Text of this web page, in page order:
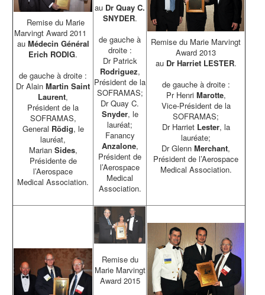
Remise du Marie
Marvingt Award 2011
au Médecin Général
Erich RODIG.
de gauche à droite :
Dr Alain Martin Saint
Laurent,
Président de la
SOFRAMAS,
General Rödig, le
lauréat,
Marian Sides,
Présidente de
l’Aerospace
Medical Association.
au Dr Quay C.
SNYDER.
de gauche à
droite :
Dr Patrick
Rodriguez,
Président de la
SOFRAMAS;
Dr Quay C.
Snyder, le
lauréat;
Fanancy
Anzalone,
Président de
l’Aerospace
Medical
Association.
Remise du Marie Marvingt
Award 2013
au Dr Harriet LESTER.
de gauche à droite :
Pr Henri Marotte,
Vice-Président de la
SOFRAMAS;
Dr Harriet Lester, la
lauréate;
Dr Glenn Merchant,
Président de l’Aerospace
Medical Association.
Remise du
Marie Marvingt
Award 2015